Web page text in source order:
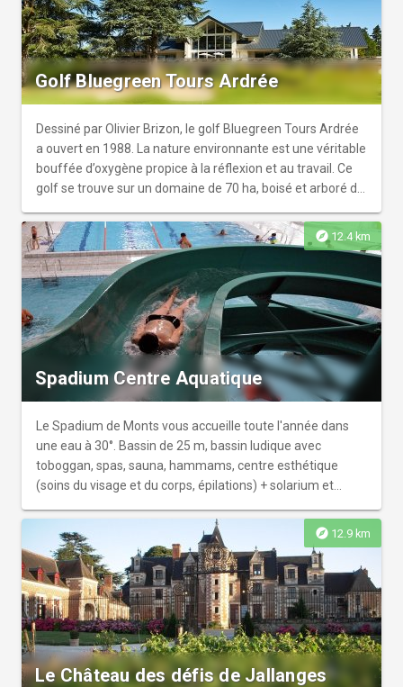
Golf Bluegreen Tours Ardrée
Dessiné par Olivier Brizon, le golf Bluegreen Tours Ardrée
a ouvert en 1988. La nature environnante est une véritable
bouffée d’oxygène propice à la réflexion et au travail. Ce
golf se trouve sur un domaine de 70 ha, boisé et arboré de
d’eau traversant le parcours. Un golf verdoyant au cœur
du Val de Loire et à quelques minutes de ses somptueux
châteaux. Apprécié pour la beauté du parcours et la
convivialité, venez jouer au golf sur notre parcours 18
trous. Profitez-en pour savourer la quiétude d’un déjeuner
au Restaurant « Le Saint Andrews » et de sa terrasse
panoramique surplombant le parcours. Ouvert tous les
explore 12.4 km
Spadium Centre Aquatique
Le Spadium de Monts vous accueille toute l'année dans
une eau à 30°. Bassin de 25 m, bassin ludique avec
toboggan, spas, sauna, hammams, centre esthétique
(soins du visage et du corps, épilations) + solarium et
Activités proposées : aquagym, apprentissage et
perfectionnement adultes et enfants, palmes, waterpolo,
aquabike.
explore 12.9 km
Le Château des défis de Jallanges